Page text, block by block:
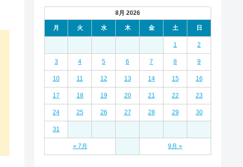
8月 2026
月 火 水 木 金 土 日
1 2
3 4 5 6 7 8 9
10 11 12 13 14 15 16
17 18 19 20 21 22 23
24 25 26 27 28 29 30
31
« 7月 9月 »